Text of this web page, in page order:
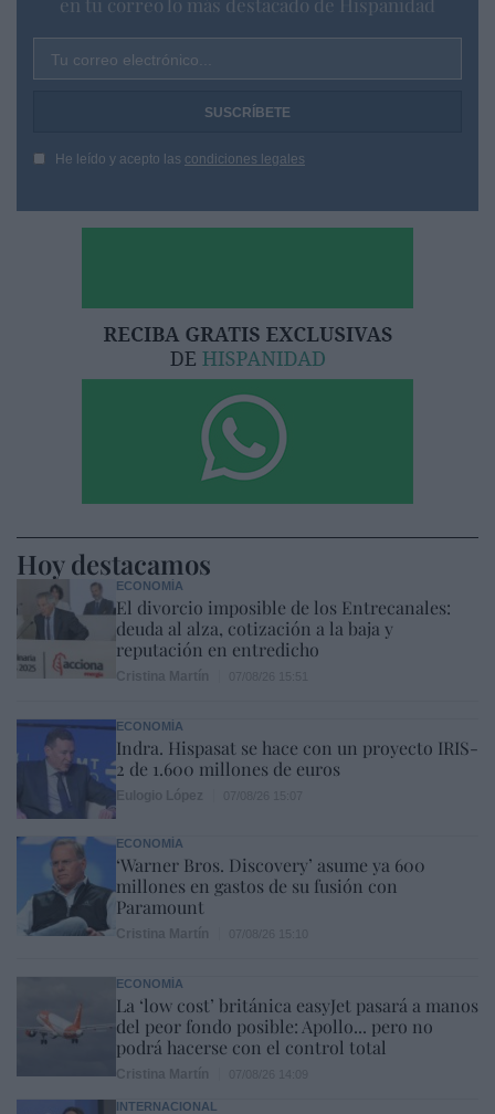
Tu correo electrónico...
He leído y acepto las condiciones legales
Hoy destacamos
ECONOMÍA
El divorcio imposible de los Entrecanales:
deuda al alza, cotización a la baja y
reputación en entredicho
ECONOMÍA
Indra. Hispasat se hace con un proyecto IRIS-
2 de 1.600 millones de euros
ECONOMÍA
‘Warner Bros. Discovery’ asume ya 600
millones en gastos de su fusión con
Paramount
ECONOMÍA
La ‘low cost’ británica easyJet pasará a manos
del peor fondo posible: Apollo... pero no
podrá hacerse con el control total
INTERNACIONAL